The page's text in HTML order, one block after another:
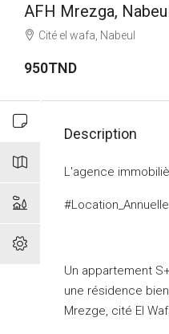
AFH Mrezga,
Cité el wafa, Nabeul
950TND
Description
L'agence
Un appartement
une résidence
Mrezge, cité El